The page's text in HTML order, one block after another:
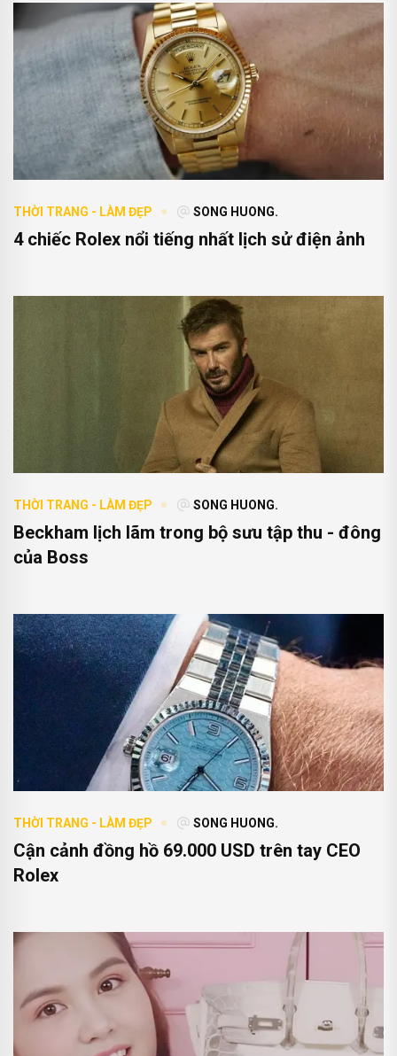
THỜI TRANG - LÀM ĐẸP SONG HUONG.
4 chiếc Rolex nổi tiếng nhất lịch sử điện ảnh
THỜI TRANG - LÀM ĐẸP SONG HUONG.
Beckham lịch lãm trong bộ sưu tập thu - đông
của Boss
THỜI TRANG - LÀM ĐẸP SONG HUONG.
Cận cảnh đồng hồ 69.000 USD trên tay CEO
Rolex